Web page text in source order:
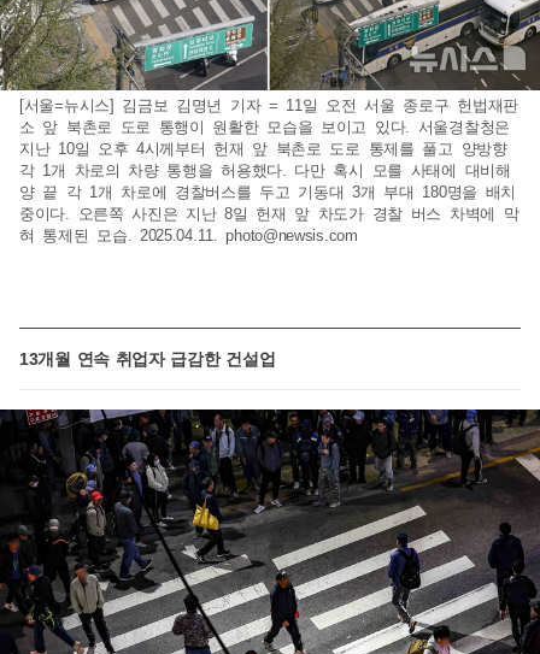
[서울=뉴시스] 김금보 김명년 기자 = 11일 오전 서울 종로구 헌법재판
소 앞 북촌로 도로 통행이 원활한 모습을 보이고 있다. 서울경찰청은
지난 10일 오후 4시께부터 헌재 앞 북촌로 도로 통제를 풀고 양방향
각 1개 차로의 차량 통행을 허용했다. 다만 혹시 모를 사태에 대비해
양 끝 각 1개 차로에 경찰버스를 두고 기동대 3개 부대 180명을 배치
중이다. 오른쪽 사진은 지난 8일 헌재 앞 차도가 경찰 버스 차벽에 막
혀 통제된 모습. 2025.04.11.photo@newsis.com
13개월 연속 취업자 급감한 건설업